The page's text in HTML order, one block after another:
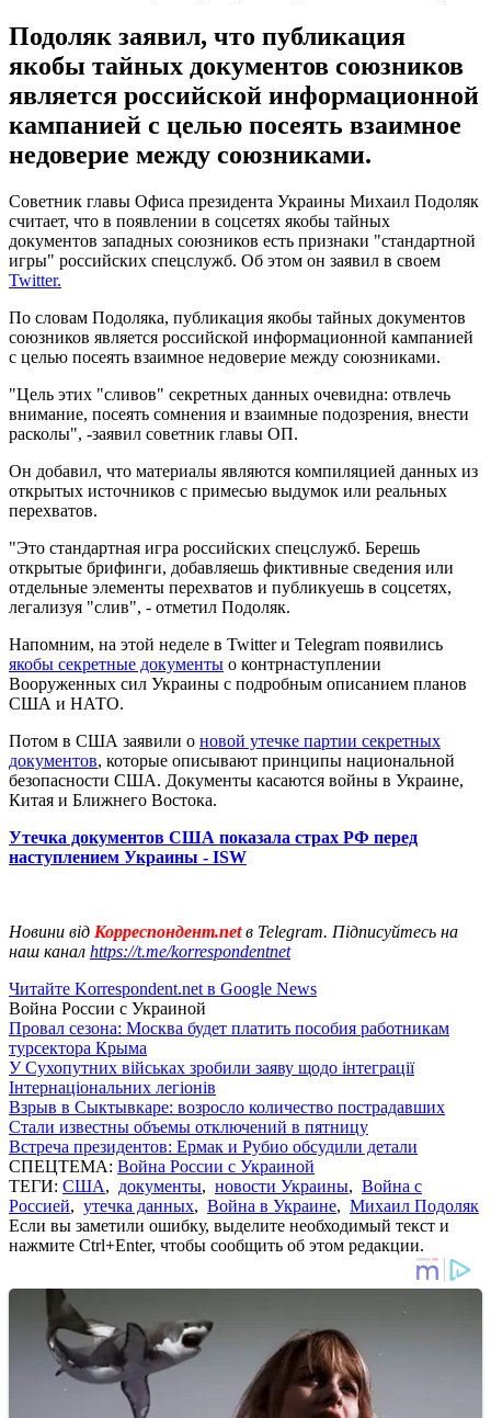
Подоляк заявил, что публикация
якобы тайных документов союзников
является российской информационной
кампанией с целью посеять взаимное
недоверие между союзниками.
Советник главы Офиса президента Украины Михаил Подоляк
считает, что в появлении в соцсетях якобы тайных
документов западных союзников есть признаки "стандартной
игры" российских спецслужб. Об этом он заявил в своем
Twitter.
По словам Подоляка, публикация якобы тайных документов
союзников является российской информационной кампанией
с целью посеять взаимное недоверие между союзниками.
"Цель этих "сливов" секретных данных очевидна: отвлечь
внимание, посеять сомнения и взаимные подозрения, внести
расколы", -заявил советник главы ОП.
Он добавил, что материалы являются компиляцией данных из
открытых источников с примесью выдумок или реальных
перехватов.
"Это стандартная игра российских спецслужб. Берешь
открытые брифинги, добавляешь фиктивные сведения или
отдельные элементы перехватов и публикуешь в соцсетях,
легализуя "слив", - отметил Подоляк.
Напомним, на этой неделе в Twitter и Telegram появились
якобы секретные документы о контрнаступлении
Вооруженных сил Украины с подробным описанием планов
США и НАТО.
Потом в США заявили о новой утечке партии секретных
документов, которые описывают принципы национальной
безопасности США. Документы касаются войны в Украине,
Китая и Ближнего Востока.
Утечка документов США показала страх РФ перед
наступлением Украины - ISW
Новини від Корреспондент.netв Telegram. Підписуйтесь на
наш канал https://t.me/korrespondentnet
Читайте Korrespondent.net в Google News
Война России с Украиной
Провал сезона: Москва будет платить пособия работникам
турсектора Крыма
У Сухопутних військах зробили заяву щодо інтеграції
Інтернаціональних легіонів
Взрыв в Сыктывкаре: возросло количество пострадавших
Стали известны объемы отключений в пятницу
Встреча президентов: Ермак и Рубио обсудили детали
СПЕЦТЕМА: Война России с Украиной
ТЕГИ: США, документы, новости Украины, Война с
Россией, утечка данных, Война в Украине, Михаил Подоляк
Если вы заметили ошибку, выделите необходимый текст и
нажмите Ctrl+Enter, чтобы сообщить об этом редакции.